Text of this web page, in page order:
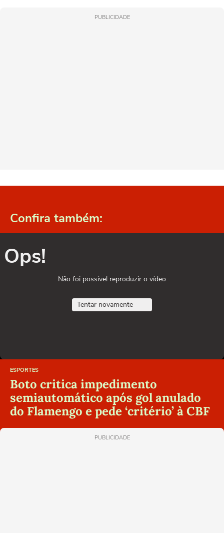
PUBLICIDADE
Confira também:
Ops!
Não foi possível reproduzir o vídeo
Tentar novamente
ESPORTES
Boto critica impedimento
semiautomático após gol anulado
do Flamengo e pede ‘critério’ à CBF
PUBLICIDADE